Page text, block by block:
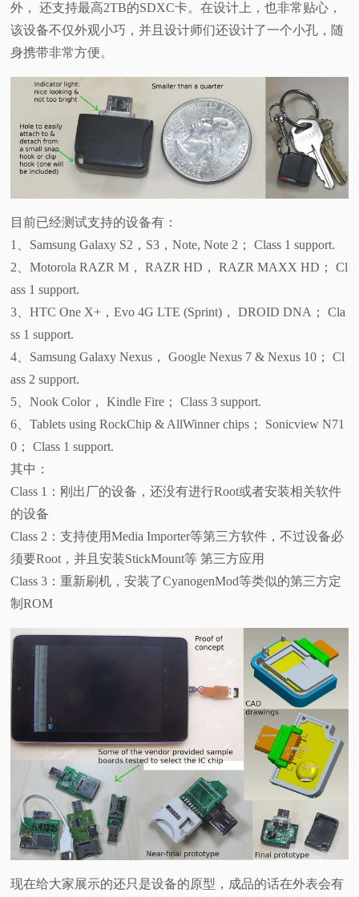
外， 还支持最高2TB的SDXC卡。在设计上，也非常贴心，
该设备不仅外观小巧，并且设计师们还设计了一个小孔，随
身携带非常方便。
目前已经测试支持的设备有：
1、Samsung Galaxy S2，S3，Note, Note 2； Class 1 support.
2、Motorola RAZR M， RAZR HD， RAZR MAXX HD； Cl
ass 1 support.
3、HTC One X+，Evo 4G LTE (Sprint)， DROID DNA； Cla
ss 1 support.
4、Samsung Galaxy Nexus， Google Nexus 7 & Nexus 10； Cl
ass 2 support.
5、Nook Color， Kindle Fire； Class 3 support.
6、Tablets using RockChip & AllWinner chips； Sonicview N71
0； Class 1 support.
其中：
Class 1：刚出厂的设备，还没有进行Root或者安装相关软件
的设备
Class 2：支持使用Media Importer等第三方软件，不过设备必
须要Root，并且安装StickMount等 第三方应用
Class 3：重新刷机，安装了CyanogenMod等类似的第三方定
制ROM
现在给大家展示的还只是设备的原型，成品的话在外表会有